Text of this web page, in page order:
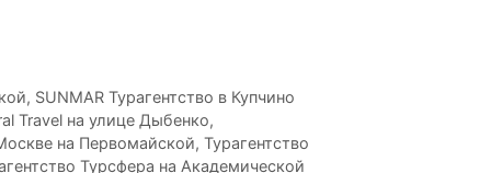
, SUNMAR Турагентство в Купчино
Travel на улице Дыбенко,
на Первомайской, Турагентство
Турсфера на Академической